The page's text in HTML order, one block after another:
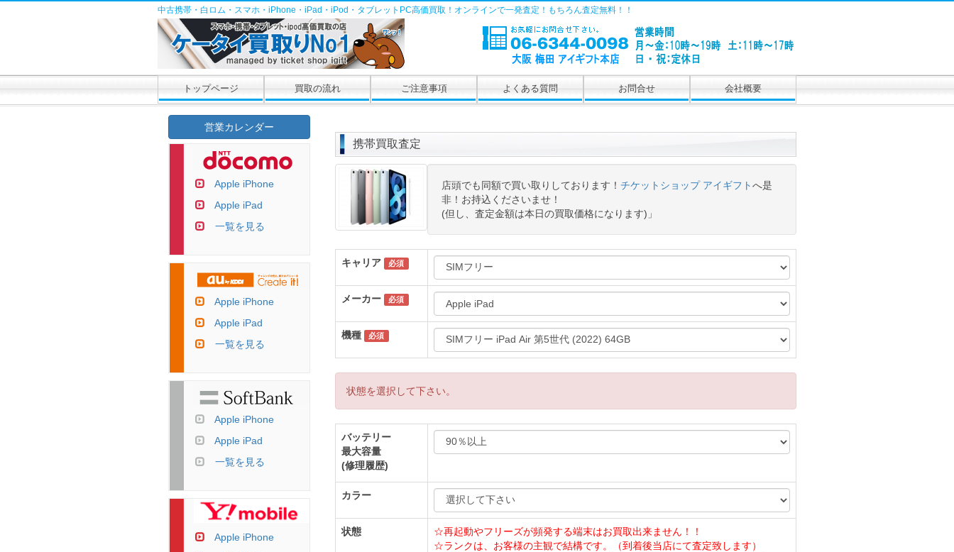
中古携帯・白ロム・スマホ・iPhone・iPad・iPod・タブレットPC高価買取！オンラインで一発査定！もちろん査定無料！！
トップページ 買取の流れ ご注意事項 よくある質問 お問合せ 会社概要
携帯買取査定
店頭でも同額で買い取りしております！ チケットショップ アイギフトへ是
非！お持込くださいませ！
(但し、査定金額は本日の買取価格になります)」
キャリア 必須
メーカー 必須
機種 必須
状態を選択して下さい。
バッテリー
最大容量
(修理履歴)
カラー
状態
☆再起動やフリーズが頻発する端末はお買取出来ません！！
☆ランクは、お客様の主観で結構です。（到着後当店にて査定致します）
営業カレンダー
Apple iPhone
Apple iPad
一覧を見る
Apple iPhone
Apple iPad
一覧を見る
Apple iPhone
Apple iPad
一覧を見る
Apple iPhone